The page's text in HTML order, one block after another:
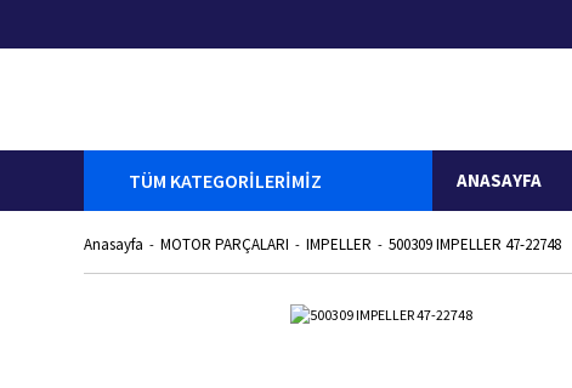
TÜM KATEGORİLERİMİZ ANASAYFA
Anasayfa MOTOR PARÇALARI IMPELLER 500309 IMPELLER 47-22748